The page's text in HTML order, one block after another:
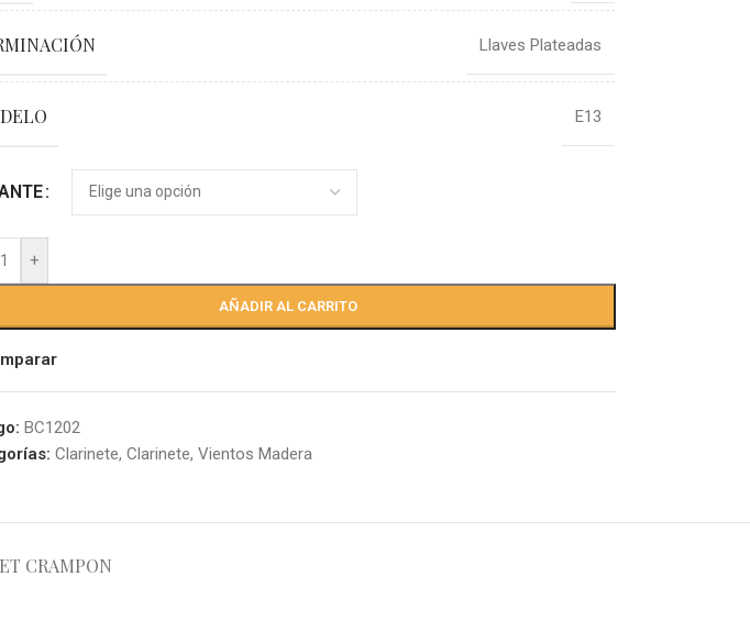
Llaves Plateadas
E13
+
AÑADIR AL CARRITO
BC1202
Clarinete, Clarinete, Vientos Madera
CRAMPON